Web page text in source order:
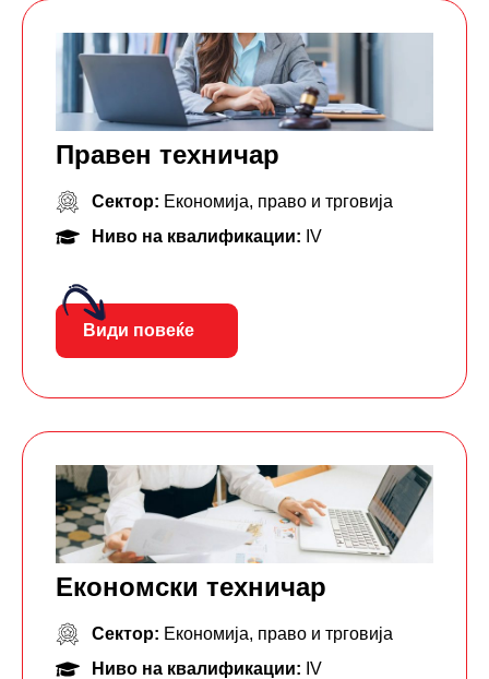
Правен техничар
Сектор: Економија, право и трговија
Ниво на квалификации: IV
Види повеќе
Економски техничар
Сектор: Економија, право и трговија
Ниво на квалификации: IV